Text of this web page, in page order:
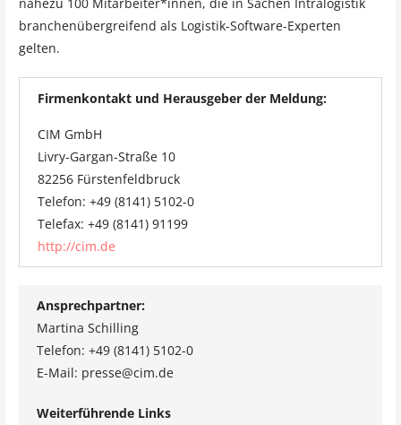
branchenübergreifend als Logistik-Software-Experten
gelten.
Firmenkontakt und Herausgeber der Meldung:
CIM GmbH
Livry-Gargan-Straße 10
82256 Fürstenfeldbruck
Telefon: +49 (8141) 5102-0
Telefax: +49 (8141) 91199
http://cim.de
Ansprechpartner:
Martina Schilling
Telefon: +49 (8141) 5102-0
E-Mail: presse@cim.de
Weiterführende Links